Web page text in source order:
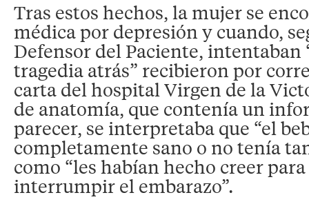
Tras estos hechos, la mujer se
médica por depresión y cuando,
Defensor del Paciente, intentaban
tragedia atrás” recibieron por
carta del hospital Virgen de la
de anatomía, que contenía un
parecer, se interpretaba que “el
completamente sano o no tenía
como “les habían hecho creer
interrumpir el embarazo”.